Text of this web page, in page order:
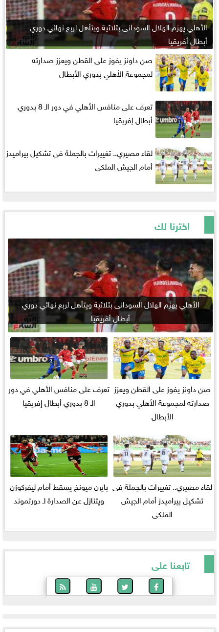
الأهلي يهزم الهلال السودانى بثلاثية ويتأهل لربع نهائي دوري
أبطال أفريقيا
صن داونز يفوز على القطن ويعزز صدارته
لمجموعة الأهلي بدوري الأبطال
تعرف على منافس الأهلي في دور الـ 8 بدوري
أبطال إفريقيا
لقاء مصيري.. تغييرات بالجملة فى تشكيل بيراميدز
أمام الجيش الملكى
اخترنا لك
الأهلي يهزم الهلال السودانى بثلاثية ويتأهل لربع نهائي دوري
أبطال أفريقيا
صن داونز يفوز على القطن ويعزز
صدارته لمجموعة الأهلي بدوري
الأبطال
تعرف على منافس الأهلي في دور
الـ 8 بدوري أبطال إفريقيا
لقاء مصيري.. تغييرات بالجملة فى
تشكيل بيراميدز أمام الجيش
الملكى
بايرن ميونخ يسقط أمام ليفركوزن
ويتنازل عن الصدارة لـ دورتموند
تابعنا على